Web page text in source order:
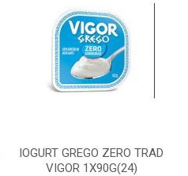
IOGURT GREGO ZERO TRAD
VIGOR 1X90G(24)